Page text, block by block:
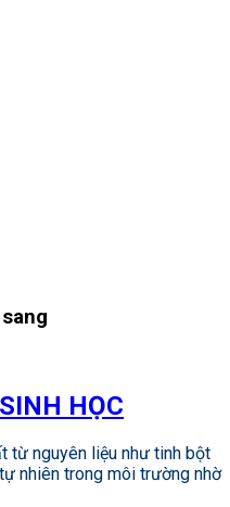
HỌC
từ nguyên liệu như tinh bột
nhiên trong môi trường nhờ